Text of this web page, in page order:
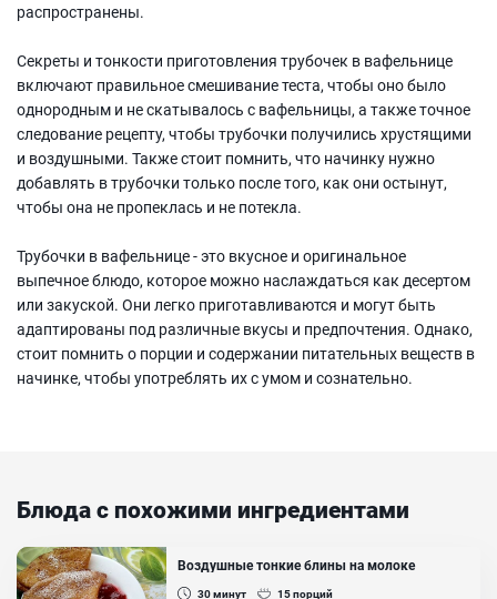
распространены.
Секреты и тонкости приготовления трубочек в вафельнице
включают правильное смешивание теста, чтобы оно было
однородным и не скатывалось с вафельницы, а также точное
следование рецепту, чтобы трубочки получились хрустящими
и воздушными. Также стоит помнить, что начинку нужно
добавлять в трубочки только после того, как они остынут,
чтобы она не пропеклась и не потекла.
Трубочки в вафельнице - это вкусное и оригинальное
выпечное блюдо, которое можно наслаждаться как десертом
или закуской. Они легко приготавливаются и могут быть
адаптированы под различные вкусы и предпочтения. Однако,
стоит помнить о порции и содержании питательных веществ в
начинке, чтобы употреблять их с умом и сознательно.
Блюда с похожими ингредиентами
Воздушные тонкие блины на молоке
30минут 15порций